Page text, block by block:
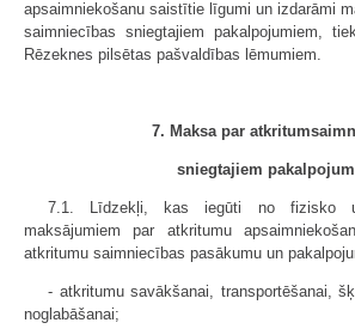
apsaimniekošanu saistītie līgumi un izdarāmi
saimniecības sniegtajiem pakalpojumiem,
Rēzeknes pilsētas pašvaldības lēmumiem.
7. Maksa par
sniegtajiem
7.1. Līdzekļi, kas iegūti no fizisko
maksājumiem par atkritumu
atkritumu saimniecības pasākumu un
- atkritumu savākšanai, transportēšanai,
noglabāšanai;